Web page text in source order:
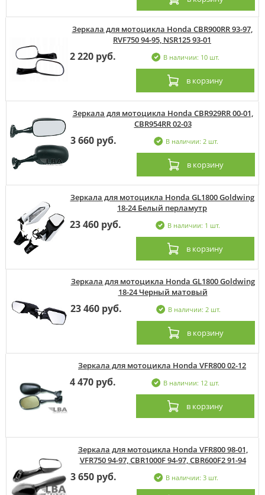
Зеркала для мотоцикла Honda CBR900RR 93-97,
RVF750 94-95, NSR125 93-01
2 220 руб. В наличии: 10 шт.
в корзину
Зеркала для мотоцикла Honda CBR929RR 00-01,
CBR954RR 02-03
3 660 руб. В наличии: 2 шт.
в корзину
Зеркала для мотоцикла Honda GL1800 Goldwing
18-24 Белый перламутр
23 460 руб. В наличии: 1 шт.
в корзину
Зеркала для мотоцикла Honda GL1800 Goldwing
18-24 Черный матовый
23 460 руб. В наличии: 2 шт.
в корзину
Зеркала для мотоцикла Honda VFR800 02-12
4 470 руб. В наличии: 12 шт.
в корзину
Зеркала для мотоцикла Honda VFR800 98-01,
VFR750 94-97, CBR1000F 94-97, CBR600F2 91-94
3 650 руб. В наличии: 3 шт.